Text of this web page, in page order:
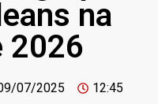
na
2026
07/2025 12:45